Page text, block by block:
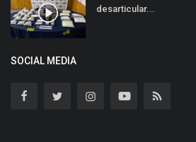
desarticular...
SOCIAL MEDIA